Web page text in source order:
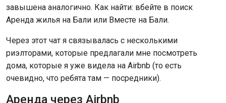
завышена аналогично. Как найти: вбейте в поиск
Аренда жилья на Бали или Вместе на Бали.
Через этот чат я связывалась с несколькими
риэлторами, которые предлагали мне посмотреть
дома, которые я уже видела на Airbnb (то есть
очевидно, что ребята там — посредники).
Аренда через Airbnb